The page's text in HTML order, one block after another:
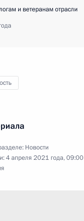
и ветеранам отрасли
Новости
4 апреля 2021 года, 09:00